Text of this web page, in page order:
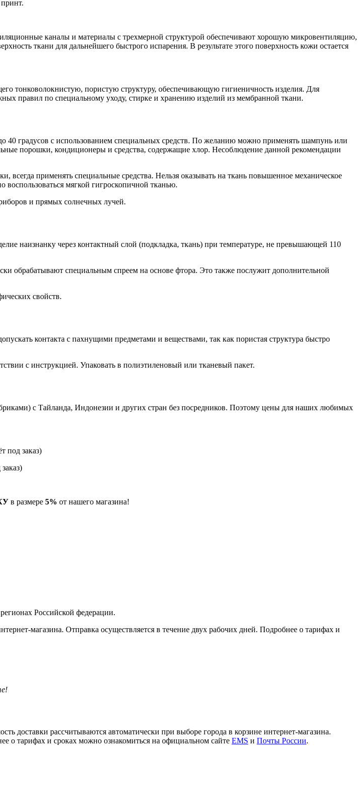
каналы и материалы с трехмерной структурой обеспечивают хорошую микровентиляцию,
ткани для дальнейшего быстрого испарения. В результате этого поверхность кожи остается
тонковолокнистую, пористую структуру, обеспечивающую гигиеничность изделия. Для
правил по специальному уходу, стирке и хранению изделий из мембранной ткани.
40 градусов с использованием специальных средств. По желанию можно применять шампунь или
порошки, кондиционеры и средства, содержащие хлор. Несоблюдение данной рекомендации
всегда применять специальные средства. Нельзя оказывать на ткань повышенное механическое
мягкой гигроскопичной тканью.
и прямых солнечных лучей.
наизнанку через контактный слой (подкладка, ткань) при температуре, не превышающей 110
обрабатывают специальным спреем на основе фтора. Это также послужит дополнительной
свойств.
контакта с пахнущими предметами и веществами, так как пористая структура быстро
с инструкцией. Упаковать в полиэтиленовый или тканевый пакет.
с Тайланда, Индонезии и других стран без посредников. Поэтому цены для наших любимых
под заказ)
в размере 5% от нашего магазина!
Российской федерации.
магазина. Отправка осуществляется в течение двух рабочих дней. Подробнее о тарифах и
доставки рассчитываются автоматически при выборе города в корзине интернет-магазина.
о тарифах и сроках можно ознакомиться на официальном сайте EMS и Почты России.